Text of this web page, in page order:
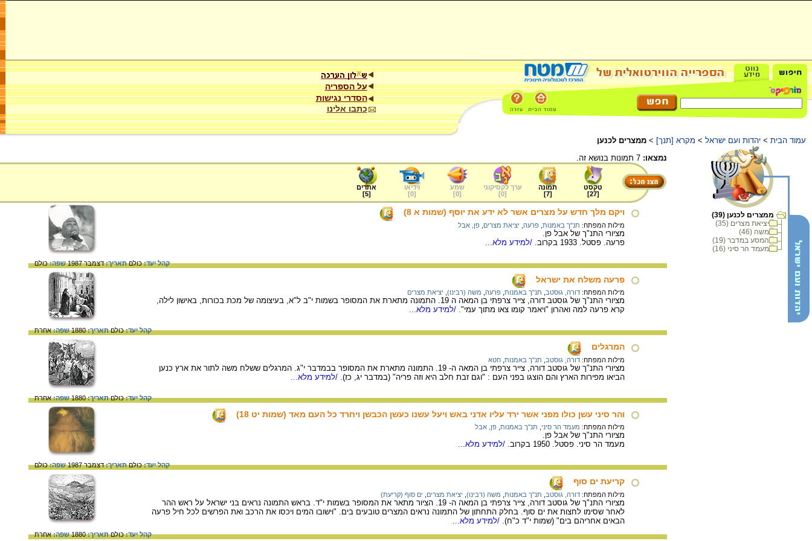
על הספריה
הסדרי נגישות
כתבו אלינו
עמוד הבית > יהדות ועם ישראל > מקרא [תנך] > ממצרים לכנען
ממצרים לכנען (39)
יציאת מצרים (35)
משה (46)
המסע במדבר (19)
מעמד הר סיני (16)
נמצאו:
טקסט
[
27
]
תמונה
[
7
]
ערך לקסיקוני
[
0
]
שמע
[
0
]
וידיאו
[
0
]
אתרים
[
5
]
ויקם מלך חדש על מצרים אשר לא ידע את יוסף (שמות א 8)
מילות המפתח: תנ"ך באמנות פרעה יציאת מצרים פן, אבל
מציורי התנ"ך של אבל פן.
פרעה. פסטל. 1933 בקרוב.
/למידע מלא...
קהל יעד:כולםתאריך:דצמבר 1987 שפה:כולם
פרעה משלח את ישראל
מילות המפתח: דורה, גוסטב תנ"ך באמנות פרעה משה (רבינו) יציאת מצרים
מציורי התנ"ך של גוסטב דורה, צייר צרפתי בן המאה ה 19. התמונה מתארת את המסופר בשמות י"ב ל"א, בעיצומה של מכת בכורות, באישון לילה,
קרא פרעה למה ואהרון "ויאמר קומו צאו מתוך עמי". /למידע מלא...
קהל יעד:כולםתאריך:1880 שפה:אחרת
המרגלים
מילות המפתח: דורה, גוסטב תנ"ך באמנות חטא
מציורי התנ"ך של גוסטב דורה, צייר צרפתי בן המאה ה- 19. התמונה מתארת את המסופר בבמדבר י"ג. המרגלים ששלח משה לתור את ארץ כנען
הביאו מפירות הארץ והם הוצגו בפני העם : "וגם זבת חלב היא וזה פריה" (במדבר יג, כז). /למידע מלא...
קהל יעד:כולםתאריך:1880 שפה:אחרת
והר סיני עשן כולו מפני אשר ירד עליו אדני באש ויעל עשנו כעשן הכבשן ויחרד כל העם מאד (שמות יט 18)
מילות המפתח: מעמד הר סיני תנ"ך באמנות פן, אבל
מציורי התנ"ך של אבל פן.
מעמד הר סיני. פסטל. 1950 בקרוב.
/למידע מלא...
קהל יעד:כולםתאריך:דצמבר 1987 שפה:כולם
קריעת ים סוף
מילות המפתח: דורה, גוסטב תנ"ך באמנות משה (רבינו) יציאת מצרים ים סוף (קריעת)
מציורי התנ"ך של גוסטב דורה, צייר צרפתי בן המאה ה- 19. הציור מתאר את המסופר בשמות י"ד. בראש התמונה נראים בני ישראל על ראש ההר
לאחר שסימו לחצות את ים סוף. בחלק התחתון של התמונה נראים המצרים טובעים בים. "וישובו המים ויכסו את הרכב ואת הפרשים לכל חיל פרעה
הבאים אחריהם בים" (שמות י"ד כ"ח). /למידע מלא...
קהל יעד:כולםתאריך:1880 שפה:אחרת